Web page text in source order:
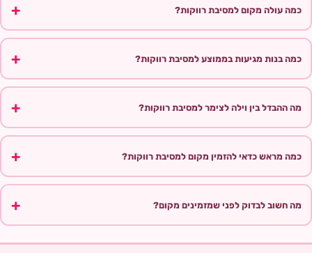
כמה עולה מקום למסיבת רווקות?
כמה בנות מגיעות בממוצע למסיבת רווקות?
מה ההבדל בין וילה לצימר למסיבת רווקות?
כמה מראש כדאי להזמין מקום למסיבת רווקות?
מה חשוב לבדוק לפני שמזמינים מקום?